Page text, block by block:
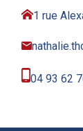
1 rue
04 93 62